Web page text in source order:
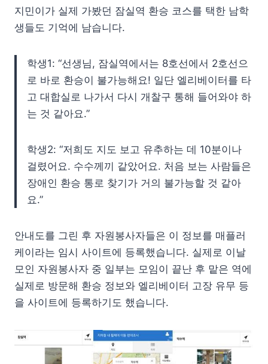
지민이가 실제 가봤던 잠실역 환승 코스를 택한 남학
생들도 기억에 남습니다.
학생1: “선생님, 잠실역에서는 8호선에서 2호선으
로 바로 환승이 불가능해요! 일단 엘리베이터를 타
고 대합실로 나가서 다시 개찰구 통해 들어와야 하
는 것 같아요.”
학생2: “저희도 지도 보고 유추하는 데 10분이나
걸렸어요. 수수께끼 같았어요. 처음 보는 사람들은
장애인 환승 통로 찾기가 거의 불가능할 것 같아
요.”
안내도를 그린 후 자원봉사자들은 이 정보를 매플러
케이라는 임시 사이트에 등록했습니다. 실제로 이날
모인 자원봉사자 중 일부는 모임이 끝난 후 맡은 역에
실제로 방문해 환승 정보와 엘리베이터 고장 유무 등
을 사이트에 등록하기도 했습니다.